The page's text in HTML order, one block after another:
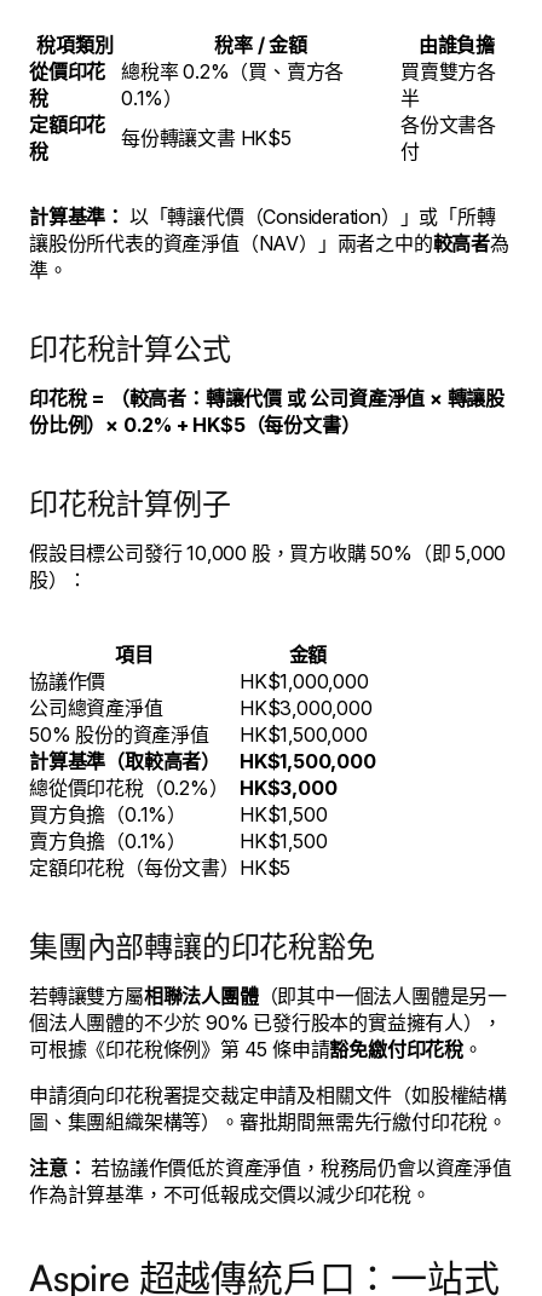
稅項類別 稅率 / 金額
由誰負擔
從價印花
稅
總稅率 0.2%（買、賣方各
0.1%）
買賣雙方各
半
定額印花
稅
每份轉讓文書 HK$5
各份文書各
付
計算基準： 以「轉讓代價（Consideration）」或「所轉
讓股份所代表的資產淨值（NAV）」兩者之中的較高者為
準。
印花稅計算公式
印花稅 = （較高者：轉讓代價 或 公司資產淨值 × 轉讓股
份比例）× 0.2% + HK$5（每份文書）
印花稅計算例子
假設目標公司發行 10,000 股，買方收購 50%（即 5,000
股）：
項目
金額
協議作價
HK$1,000,000
公司總資產淨值
HK$3,000,000
50% 股份的資產淨值
HK$1,500,000
計算基準（取較高者）
HK$1,500,000
總從價印花稅（0.2%）
HK$3,000
買方負擔（0.1%）
HK$1,500
賣方負擔（0.1%）
HK$1,500
定額印花稅（每份文書） HK$5
集團內部轉讓的印花稅豁免
若轉讓雙方屬相聯法人團體（即其中一個法人團體是另一
個法人團體的不少於 90% 已發行股本的實益擁有人），
可根據《印花稅條例》第 45 條申請豁免繳付印花稅 。
申請須向印花稅署提交裁定申請及相關文件（如股權結構
圖、集團組織架構等）。審批期間無需先行繳付印花稅。
注意： 若協議作價低於資產淨值，稅務局仍會以資產淨值
作為計算基準，不可低報成交價以減少印花稅。
Aspire 超越傳統戶口：一站式